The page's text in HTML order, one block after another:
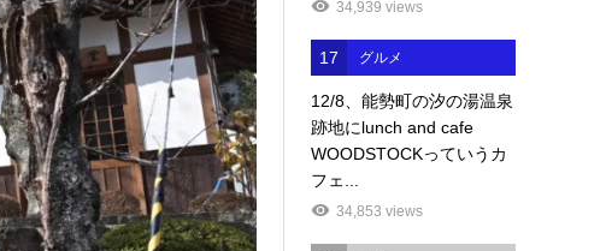
34,939 views
17 グルメ
12/8、能勢町の汐の湯温泉
跡地にlunch and cafe
WOODSTOCKっていうカ
フェ...
34,853 views